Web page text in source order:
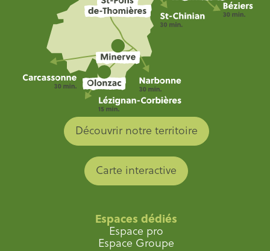
Découvrir notre territoire
Carte interactive
Espaces dédiés
Espace pro
Espace Groupe